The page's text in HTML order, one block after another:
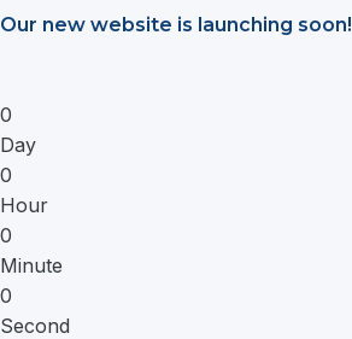
Saltar
Our new website is launching soon!
0
Day
0
Hour
0
Minute
0
Second